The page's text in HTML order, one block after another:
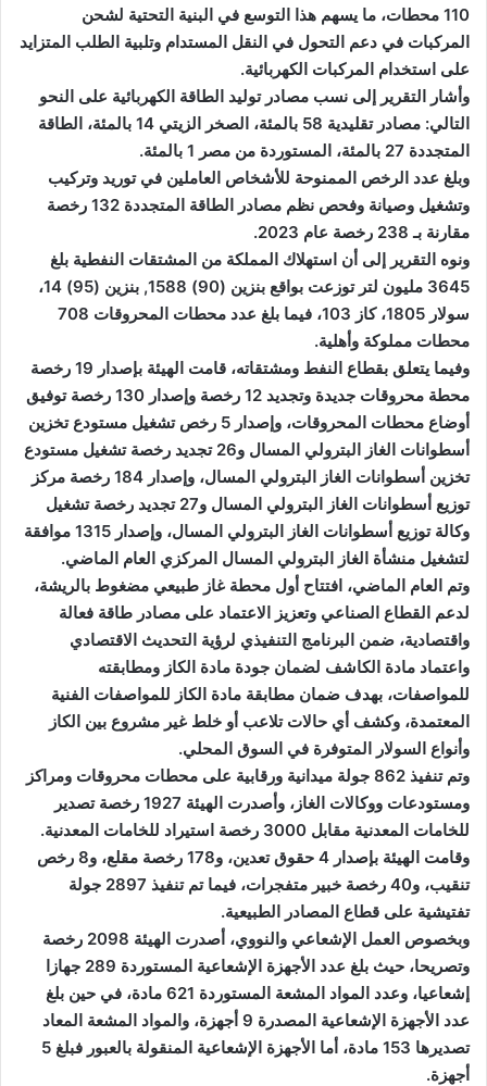
110 محطات، ما يسهم هذا التوسع في البنية التحتية لشحن
المركبات في دعم التحول في النقل المستدام وتلبية الطلب المتزايد
على استخدام المركبات الكهربائية.
وأشار التقرير إلى نسب مصادر توليد الطاقة الكهربائية على النحو
التالي: مصادر تقليدية 58 بالمئة، الصخر الزيتي 14 بالمئة، الطاقة
المتجددة 27 بالمئة، المستوردة من مصر 1 بالمئة.
وبلغ عدد الرخص الممنوحة للأشخاص العاملين في توريد وتركيب
وتشغيل وصيانة وفحص نظم مصادر الطاقة المتجددة 132 رخصة
مقارنة بـ 238 رخصة عام 2023.
ونوه التقرير إلى أن استهلاك المملكة من المشتقات النفطية بلغ
3645 مليون لتر توزعت بواقع بنزين (90) 1588, بنزين (95) 14،
سولار 1805، كاز 103، فيما بلغ عدد محطات المحروقات 708
محطات مملوكة وأهلية.
وفيما يتعلق بقطاع النفط ومشتقاته، قامت الهيئة بإصدار 19 رخصة
محطة محروقات جديدة وتجديد 12 رخصة وإصدار 130 رخصة توفيق
أوضاع محطات المحروقات، وإصدار 5 رخص تشغيل مستودع تخزين
أسطوانات الغاز البترولي المسال و26 تجديد رخصة تشغيل مستودع
تخزين أسطوانات الغاز البترولي المسال، وإصدار 184 رخصة مركز
توزيع أسطوانات الغاز البترولي المسال و27 تجديد رخصة تشغيل
وكالة توزيع أسطوانات الغاز البترولي المسال، وإصدار 1315 موافقة
لتشغيل منشأة الغاز البترولي المسال المركزي العام الماضي.
وتم العام الماضي، افتتاح أول محطة غاز طبيعي مضغوط بالريشة،
لدعم القطاع الصناعي وتعزيز الاعتماد على مصادر طاقة فعالة
واقتصادية، ضمن البرنامج التنفيذي لرؤية التحديث الاقتصادي
واعتماد مادة الكاشف لضمان جودة مادة الكاز ومطابقته
للمواصفات، بهدف ضمان مطابقة مادة الكاز للمواصفات الفنية
المعتمدة، وكشف أي حالات تلاعب أو خلط غير مشروع بين الكاز
وأنواع السولار المتوفرة في السوق المحلي.
وتم تنفيذ 862 جولة ميدانية ورقابية على محطات محروقات ومراكز
ومستودعات ووكالات الغاز، وأصدرت الهيئة 1927 رخصة تصدير
للخامات المعدنية مقابل 3000 رخصة استيراد للخامات المعدنية.
وقامت الهيئة بإصدار 4 حقوق تعدين، و178 رخصة مقلع، و8 رخص
تنقيب، و40 رخصة خبير متفجرات، فيما تم تنفيذ 2897 جولة
تفتيشية على قطاع المصادر الطبيعية.
وبخصوص العمل الإشعاعي والنووي، أصدرت الهيئة 2098 رخصة
وتصريحا، حيث بلغ عدد الأجهزة الإشعاعية المستوردة 289 جهازا
إشعاعيا، وعدد المواد المشعة المستوردة 621 مادة، في حين بلغ
عدد الأجهزة الإشعاعية المصدرة 9 أجهزة، والمواد المشعة المعاد
تصديرها 153 مادة، أما الأجهزة الإشعاعية المنقولة بالعبور فبلغ 5
أجهزة.